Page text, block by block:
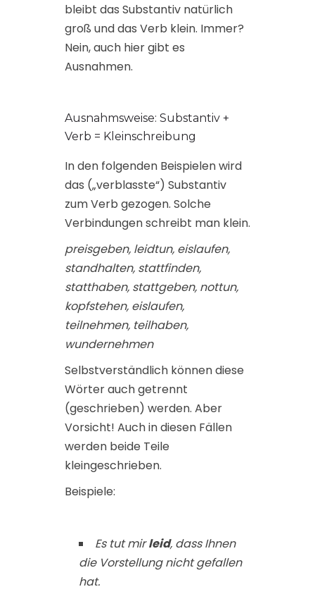
bleibt das Substantiv natürlich
groß und das Verb klein. Immer?
Nein, auch hier gibt es
Ausnahmen.
Ausnahmsweise: Substantiv +
Verb = Kleinschreibung
In den folgenden Beispielen wird
das („verblasste“) Substantiv
zum Verb gezogen. Solche
Verbindungen schreibt man klein.
preisgeben, leidtun, eislaufen,
standhalten, stattfinden,
statthaben, stattgeben, nottun,
kopfstehen, eislaufen,
teilnehmen, teilhaben,
wundernehmen
Selbstverständlich können diese
Wörter auch getrennt
(geschrieben) werden. Aber
Vorsicht! Auch in diesen Fällen
werden beide Teile
kleingeschrieben.
Beispiele:
Es tut mirleid, dass Ihnen
die Vorstellung nicht gefallen
hat.